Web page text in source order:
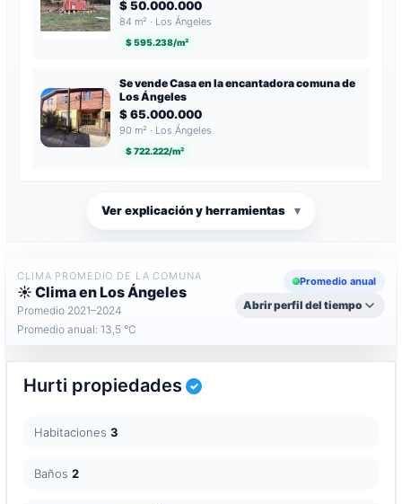
$ 50.000.000
84 m² · Los Ángeles
$ 595.238/m²
Se vende Casa en la encantadora comuna de
Los Ángeles
$ 65.000.000
90 m² · Los Ángeles
$ 722.222/m²
Ver explicación y herramientas ▾
CLIMA PROMEDIO DE LA COMUNA
☀️ Clima en Los Ángeles
Promedio 2021–2024
Promedio anual: 13,5 °C
Promedio anual
Abrir perfil del tiempo
Hurti propiedades
Habitaciones 3
Baños 2